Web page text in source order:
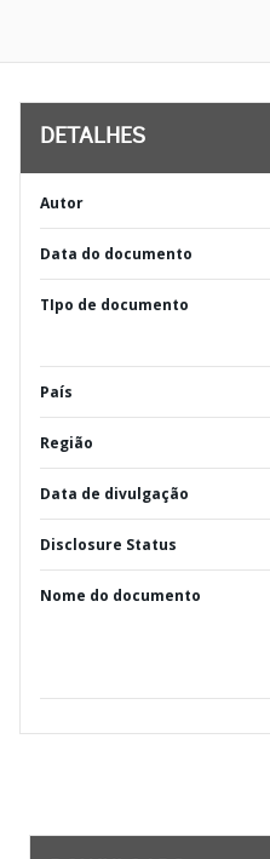
DETALHES
Autor
Data do documento
TIpo de documento
País
Região
Data de divulgação
Disclosure Status
Nome do documento